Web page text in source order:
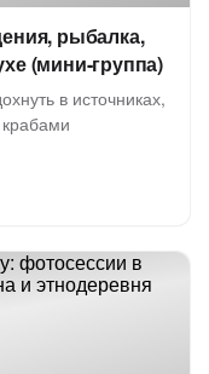
рыбалка,
(мини-группа)
в источниках,